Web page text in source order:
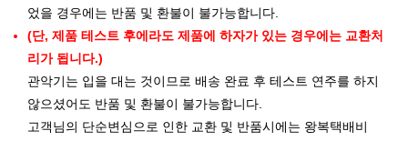
었을 경우에는 반품 및 환불이 불가능합니다.
(단, 제품 테스트 후에라도 제품에 하자가 있는 경우에는 교환처
리가 됩니다.)
관악기는 입을 대는 것이므로 배송 완료 후 테스트 연주를 하지
않으셨어도 반품 및 환불이 불가능합니다.
고객님의 단순변심으로 인한 교환 및 반품시에는 왕복택배비